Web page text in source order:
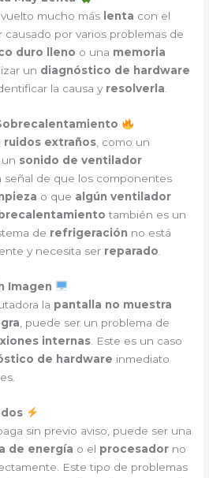
mucho más lenta con el
por varios problemas de
duro lleno o una memoria
un diagnóstico de hardware
la causa y resolverla.
ruidos extraños, como un
sonido de ventilador
señal de que los componentes
o que algún ventilador
también es un
de refrigeración no está
y necesita ser reparado.
Imagen
la pantalla no muestra
, puede ser un problema de
internas . Este es un caso
de hardware inmediato
sin previo aviso, puede ser una
de energía o el procesador no
Este tipo de problemas